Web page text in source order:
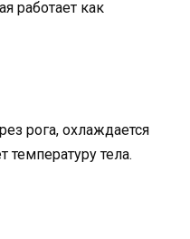
работает как
рога, охлаждается
температуру тела.